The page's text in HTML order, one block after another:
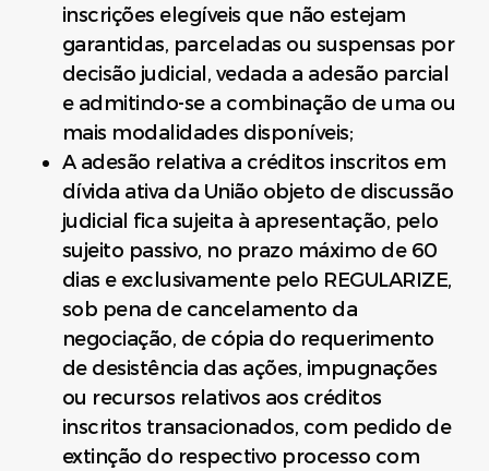
inscrições elegíveis que não estejam
garantidas, parceladas ou suspensas por
decisão judicial, vedada a adesão parcial
e admitindo-se a combinação de uma ou
mais modalidades disponíveis;
A adesão relativa a créditos inscritos em
dívida ativa da União objeto de discussão
judicial fica sujeita à apresentação, pelo
sujeito passivo, no prazo máximo de 60
dias e exclusivamente pelo REGULARIZE,
sob pena de cancelamento da
negociação, de cópia do requerimento
de desistência das ações, impugnações
ou recursos relativos aos créditos
inscritos transacionados, com pedido de
extinção do respectivo processo com